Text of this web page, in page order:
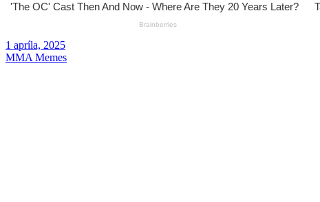
1 apríla, 2025
MMA Memes